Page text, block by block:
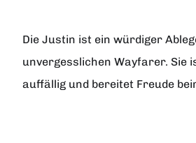
Die Justin ist ein würdiger
unvergesslichen Wayfarer. Sie
auffällig und bereitet Freude